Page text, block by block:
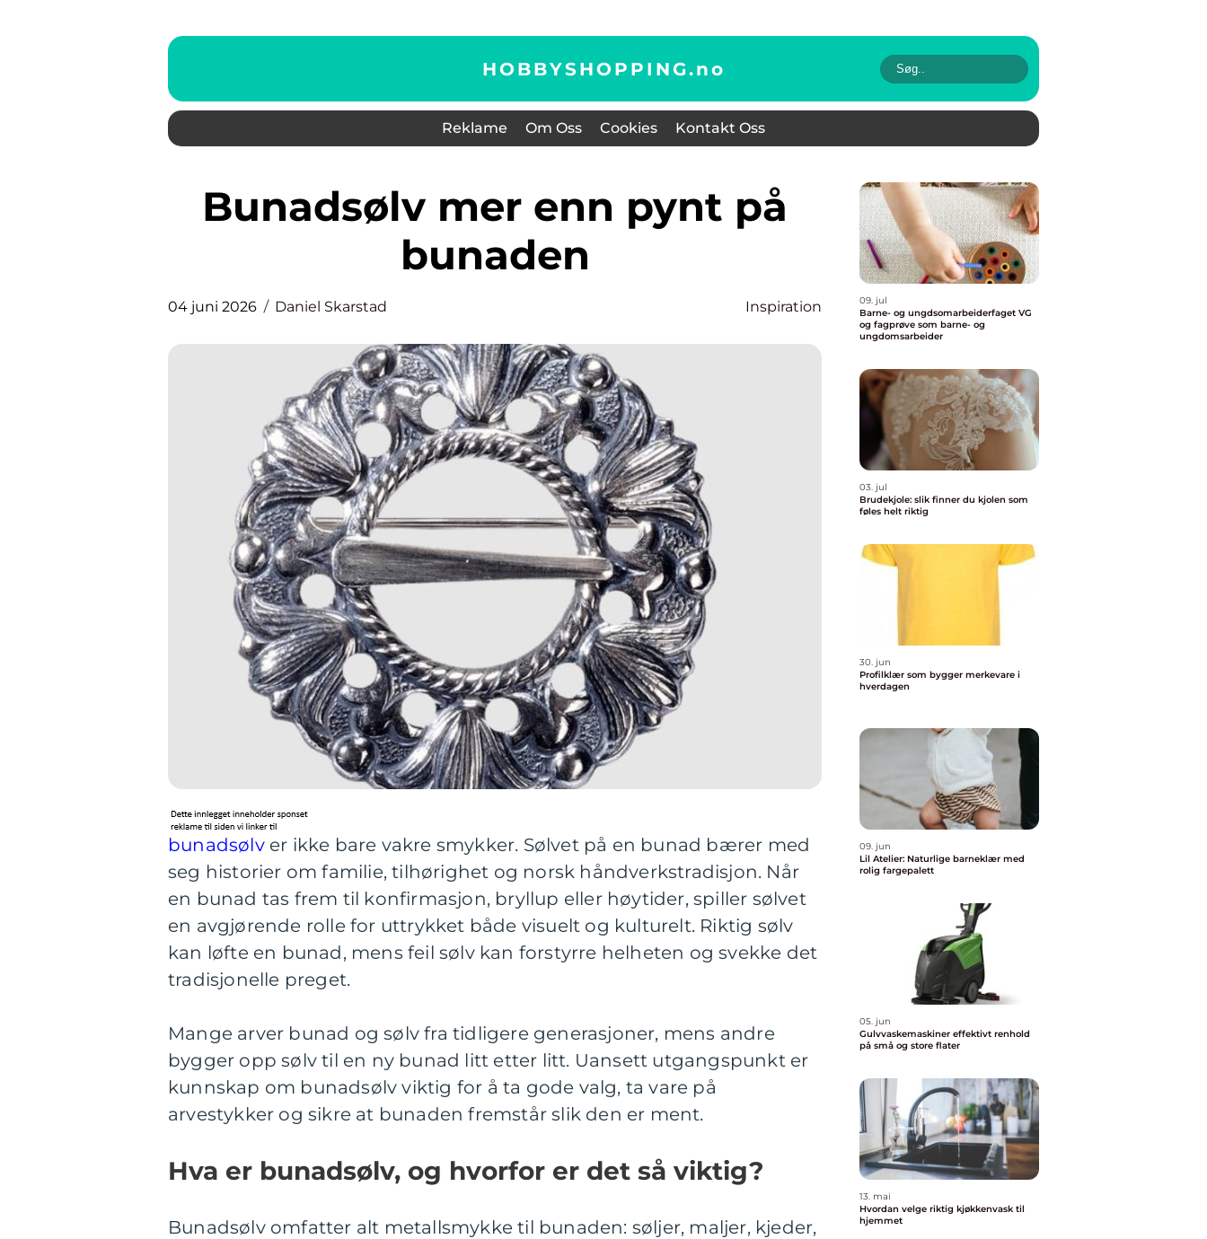
HOBBYSHOPPING.no
Reklame Om Oss Cookies Kontakt Oss
Bunadsølv mer enn pynt på
bunaden
04 juni 2026 Daniel Skarstad Inspiration
bunadsølver ikke bare vakre smykker. Sølvet på en bunad bærer med
seg historier om familie, tilhørighet og norsk håndverkstradisjon. Når
en bunad tas frem til konfirmasjon, bryllup eller høytider, spiller sølvet
en avgjørende rolle for uttrykket både visuelt og kulturelt. Riktig sølv
kan løfte en bunad, mens feil sølv kan forstyrre helheten og svekke det
tradisjonelle preget.
Mange arver bunad og sølv fra tidligere generasjoner, mens andre
bygger opp sølv til en ny bunad litt etter litt. Uansett utgangspunkt er
kunnskap om bunadsølv viktig for å ta gode valg, ta vare på
arvestykker og sikre at bunaden fremstår slik den er ment.
Hva er bunadsølv, og hvorfor er det så viktig?
Bunadsølv omfatter alt metallsmykke til bunaden: søljer, maljer, kjeder,
09. jul
Barne- og ungdsomarbeiderfaget VG
og fagprøve som barne- og
ungdomsarbeider
03. jul
Brudekjole: slik finner du kjolen som
føles helt riktig
30. jun
Profilklær som bygger merkevare i
hverdagen
09. jun
Lil Atelier: Naturlige barneklær med
rolig fargepalett
05. jun
Gulvvaskemaskiner effektivt renhold
på små og store flater
13. mai
Hvordan velge riktig kjøkkenvask til
hjemmet